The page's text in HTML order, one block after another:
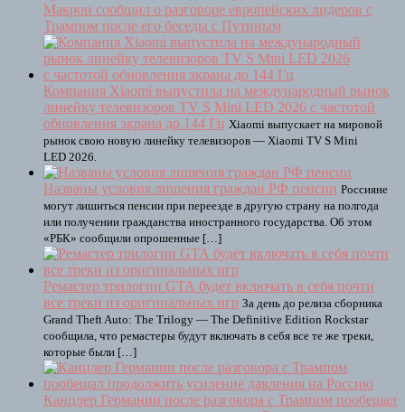
Макрон сообщил о разговоре европейских лидеров с
Трампом после его беседы с Путиным
Компания Xiaomi выпустила на международный рынок
линейку телевизоров TV S Mini LED 2026 с частотой
обновления экрана до 144 Гц Xiaomi выпускает на мировой
рынок свою новую линейку телевизоров — Xiaomi TV S Mini
LED 2026.
Названы условия лишения граждан РФ пенсии Россияне
могут лишиться пенсии при переезде в другую страну на полгода
или получении гражданства иностранного государства. Об этом
«РБК» сообщили опрошенные […]
Ремастер трилогии GTA будет включать в себя почти
все треки из оригинальных игр За день до релиза сборника
Grand Theft Auto: The Trilogy — The Definitive Edition Rockstar
сообщила, что ремастеры будут включать в себя все те же треки,
которые были […]
Канцлер Германии после разговора с Трампом пообещал